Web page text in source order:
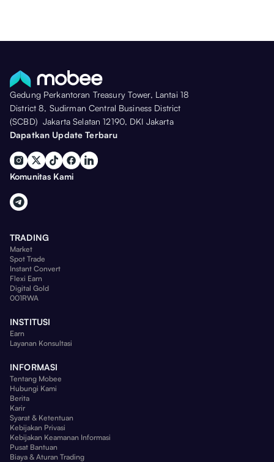
Gedung Perkantoran Treasury Tower, Lantai 18
District 8, Sudirman Central Business District
(SCBD) Jakarta Selatan 12190, DKI Jakarta
Dapatkan Update Terbaru
Komunitas Kami
TRADING
Market
Spot Trade
Instant Convert
Flexi Earn
Digital Gold
001RWA
INSTITUSI
Earn
Layanan Konsultasi
INFORMASI
Tentang Mobee
Hubungi Kami
Berita
Karir
Syarat & Ketentuan
Kebijakan Privasi
Kebijakan Keamanan Informasi
Pusat Bantuan
Biaya & Aturan Trading